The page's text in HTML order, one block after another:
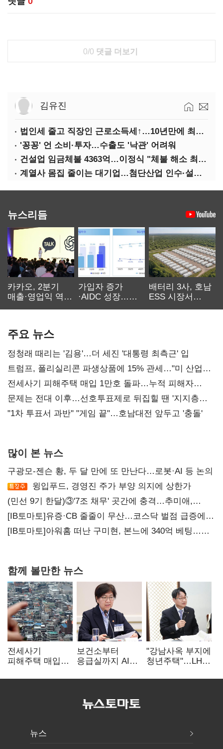
0/0 댓글 더보기
김유진
법인세 줄고 직장인 근로소득세↑…10년만에 최대치
'꽁꽁' 언 소비·투자…수출도 '낙관' 어려워
건설업 임금체불 4363억…이정식 "체불 해소 최우선"
계열사 몸집 줄이는 대기업…첨단산업 인수·설립에 '분주'
뉴스리듬
카카오, 2분기
매출·영업익 역대
가입자 증가
·AIDC 성장…
배터리 3사, 호남
ESS 시장서
주요 뉴스
정청래 때리는 '김용'…더 세진 '대통령 최측근' 입
트럼프, 폴리실리콘 파생상품에 15% 관세…"미 산업
재건"
전세사기 피해주택 매입 1만호 돌파…누적 피해자
4만278명
문제는 전대 이후…선호투표제로 뒤집힐 땐 '지지층
불복'
"1차 투표서 과반" "게임 끝"…호남대전 앞두고 '충돌'
많이 본 뉴스
구광모-젠슨 황, 두 달 만에 또 만난다…로봇·AI 등 논의
윙입푸드, 경영진 주가 부양 의지에 상한가
(민선 9기 한달)③'7조 채무' 곳간에 충격…추미애,
20년만에 '비상재정' 선언 승부수
[IB토마토]유증·CB 줄줄이 무산…코스닥 벌점 급증에
상폐 압박
[IB토마토]아워홈 떠난 구미현, 본느에 340억 베팅…
함께 볼만한 뉴스
전세사기
피해주택 매입
누적 피해자
보건소부터
응급실까지 AI
혁신 본격화
"강남사옥 부지에
청년주택"…LH도
뉴스